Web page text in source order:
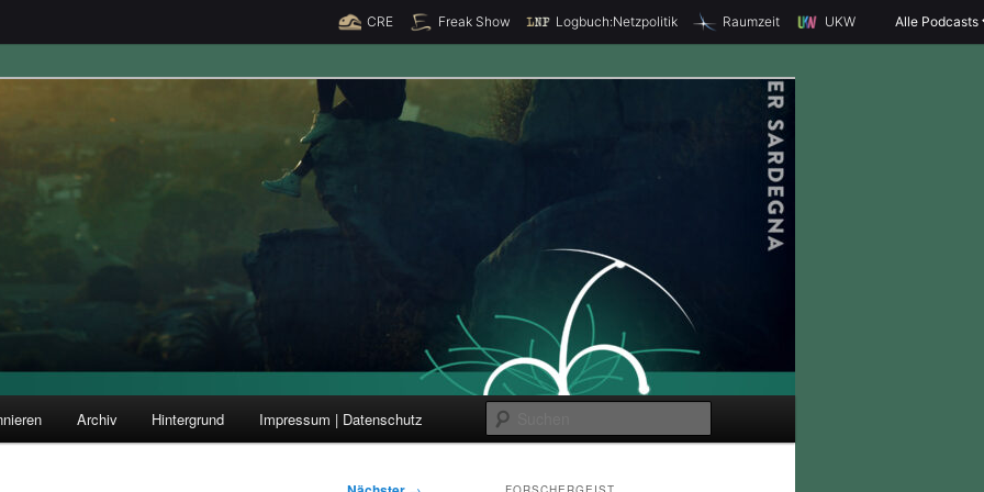
CRE Freak Show Logbuch:Netzpolitik Raumzeit UKW Alle Podcasts
und Forschung
u
Archiv Hintergrund Impressum | Datenschutz